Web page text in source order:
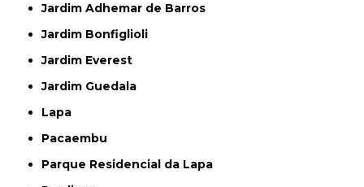
Jardim Adhemar de Barros
Jardim Bonfiglioli
Jardim Everest
Jardim Guedala
Lapa
Pacaembu
Parque Residencial da Lapa